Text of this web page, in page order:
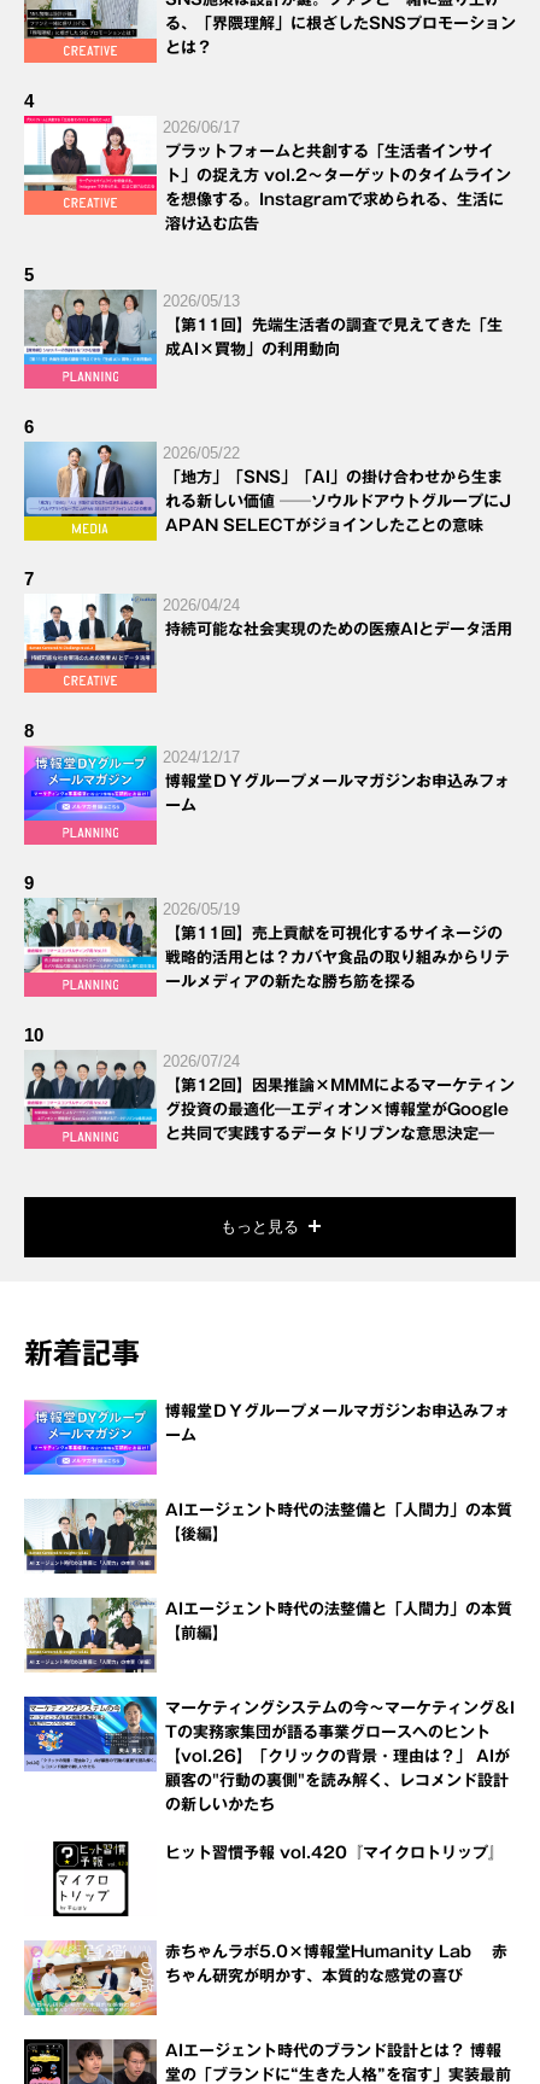
る、「界隈理解」に根ざしたSNSプロモーション
とは？
4
2026/06/17
プラットフォームと共創する「生活者インサイ
ト」の捉え方 vol.2～ターゲットのタイムライン
を想像する。Instagramで求められる、生活に
溶け込む広告
5
2026/05/13
【第11回】先端生活者の調査で見えてきた「生
成AI×買物」の利用動向
6
2026/05/22
「地方」「SNS」「AI」の掛け合わせから生ま
れる新しい価値 ──ソウルドアウトグループにJ
APAN SELECTがジョインしたことの意味
7
2026/04/24
持続可能な社会実現のための医療AIとデータ活用
8
2024/12/17
博報堂ＤＹグループメールマガジンお申込みフォ
ーム
9
2026/05/19
【第11回】売上貢献を可視化するサイネージの
戦略的活用とは？カバヤ食品の取り組みからリテ
ールメディアの新たな勝ち筋を探る
10
2026/07/24
【第12回】因果推論×MMMによるマーケティン
グ投資の最適化―エディオン×博報堂がGoogle
と共同で実践するデータドリブンな意思決定―
もっと見る
新着記事
博報堂ＤＹグループメールマガジンお申込みフォ
ーム
AIエージェント時代の法整備と「人間力」の本質
【後編】
AIエージェント時代の法整備と「人間力」の本質
【前編】
マーケティングシステムの今～マーケティング＆I
Tの実務家集団が語る事業グロースへのヒント
【vol.26】「クリックの背景・理由は？」 AIが
顧客の"行動の裏側"を読み解く、レコメンド設計
の新しいかたち
ヒット習慣予報 vol.420『マイクロトリップ』
赤ちゃんラボ5.0×博報堂Humanity Lab 赤
ちゃん研究が明かす、本質的な感覚の喜び
AIエージェント時代のブランド設計とは？ 博報
堂の「ブランドに“生きた人格”を宿す」実装最前